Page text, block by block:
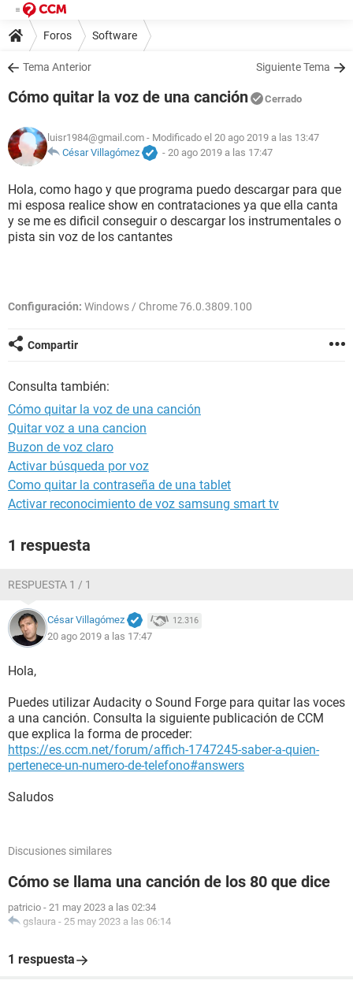
Foros Software
Tema Anterior Siguiente Tema
Cómo quitar la voz de una canción Cerrado
luisr1984@gmail.com - Modificado el 20 ago 2019 a las 13:47
César Villagómez
- 20 ago 2019 a las 17:47
Hola, como hago y que programa puedo descargar para que
mi esposa realice show en contrataciones ya que ella canta
y se me es dificil conseguir o descargar los instrumentales o
pista sin voz de los cantantes
Configuración: Windows / Chrome 76.0.3809.100
Compartir
Consulta también:
Cómo quitar la voz de una canción
Quitar voz a una cancion
Buzon de voz claro
Activar búsqueda por voz
Como quitar la contraseña de una tablet
Activar reconocimiento de voz samsung smart tv
1 respuesta
RESPUESTA 1 / 1
César Villagómez 12.316
20 ago 2019 a las 17:47
Hola,
Puedes utilizar Audacity o Sound Forge para quitar las voces
a una canción. Consulta la siguiente publicación de CCM
que explica la forma de proceder:
https://es.ccm.net/forum/affich-1747245-saber-a-quien-
pertenece-un-numero-de-telefono#answers
Saludos
Discusiones similares
Cómo se llama una canción de los 80 que dice
patricio - 21 may 2023 a las 02:34
gslaura - 25 may 2023 a las 06:14
1 respuesta